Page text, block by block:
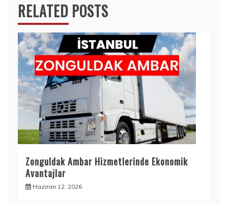
RELATED POSTS
Zonguldak Ambar Hizmetlerinde Ekonomik
Avantajlar
Haziran 12, 2026